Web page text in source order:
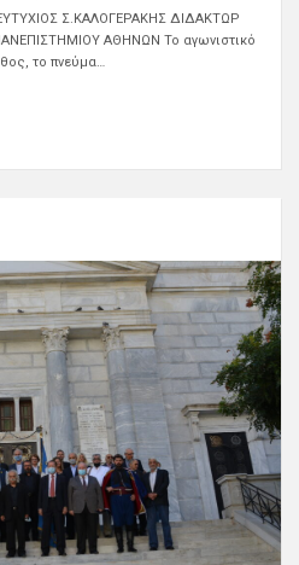
Σ.ΚΑΛΟΓΕΡΑΚΗΣ ΔΙΔΑΚΤΩΡ
ΑΘΗΝΩΝ Το αγωνιστικό
το πνεύμα…